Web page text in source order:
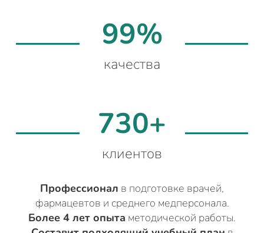
99%
качества
730+
клиентов
Профессионал в подготовке врачей,
фармацевтов и среднего медперсонала.
Более 4 лет опыта методической работы.